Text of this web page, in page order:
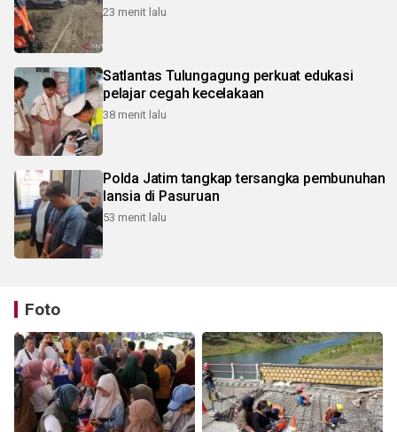
23 menit lalu
Satlantas Tulungagung perkuat edukasi
pelajar cegah kecelakaan
38 menit lalu
Polda Jatim tangkap tersangka pembunuhan
lansia di Pasuruan
53 menit lalu
Foto